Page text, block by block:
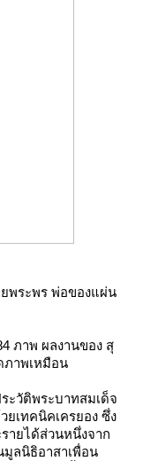
พระพร พ่อของแผ่น
ภาพ ผลงานของ สุ
ภาพเหมือน
ะวัติพระบาทสมเด็จ
ยเทคนิคเครยอง ซึ่ง
ายได้ส่วนหนึ่งจาก
ลนิธิอาสาเพื่อน